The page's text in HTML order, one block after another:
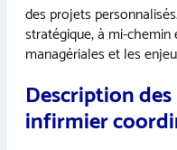
des projets
stratégique, à mi-
managériales et les
Description
infirmier